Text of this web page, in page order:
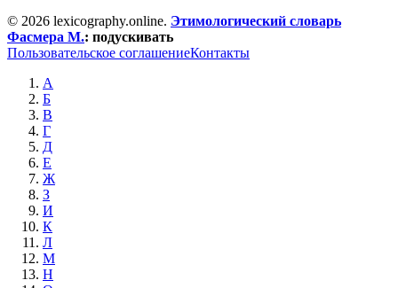
© 2026 lexicography.online. Этимологический словарь
Фасмера М.: подускивать
Пользовательское соглашениеКонтакты
А
Б
В
Г
Д
Е
Ж
З
И
К
Л
М
Н